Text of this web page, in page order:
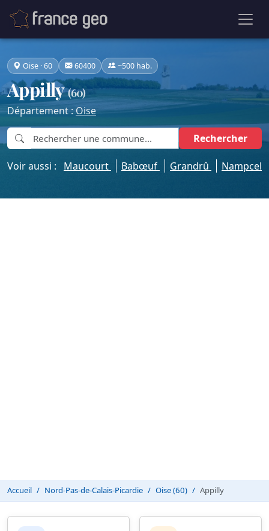
Oise · 60 60400 ~500 hab.
Appilly(60)
Département :Oise
Rechercher
Voir aussi : Maucourt Babœuf Grandrû Nampcel
Accueil Nord-Pas-de-Calais-Picardie Oise (60) Appilly